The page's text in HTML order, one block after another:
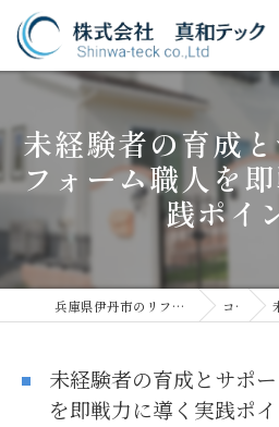
未経験者の育成
フォーム職人を
践ポイ
兵庫県伊丹市のリフォームなら株式会社真和テック コラム
未経験者の育成とサポ
を即戦力に導く実践ポ